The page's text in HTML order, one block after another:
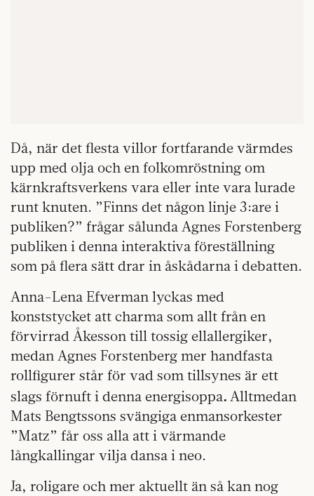
Då, när det flesta villor fortfarande värmdes
upp med olja och en folkomröstning om
kärnkraftsverkens vara eller inte vara lurade
runt knuten. ”Finns det någon linje 3:are i
publiken?” frågar sålunda Agnes Forstenberg
publiken i denna interaktiva föreställning
som på flera sätt drar in åskådarna i debatten.
Anna-Lena Efverman lyckas med
konststycket att charma som allt från en
förvirrad Åkesson till tossig ellallergiker,
medan Agnes Forstenberg mer handfasta
rollfigurer står för vad som tillsynes är ett
slags förnuft i denna energisoppa. Alltmedan
Mats Bengtssons svängiga enmansorkester
”Matz” får oss alla att i värmande
långkallingar vilja dansa i neo.
Ja, roligare och mer aktuellt än så kan nog